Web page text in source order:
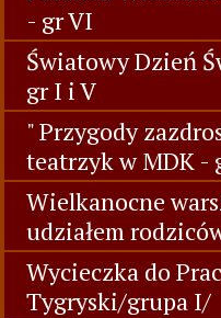
- gr VI
Światowy Dzień
gr I i V
" Przygody
teatrzyk w MDK -
Wielkanocne
udziałem
Wycieczka do
Tygryski/grupa I/